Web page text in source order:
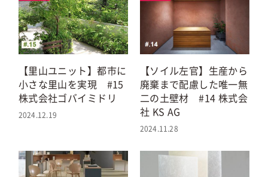
【里山ユニット】都市に
小さな里山を実現 #15
株式会社ゴバイミドリ
2024.12.19
【ソイル左官】生産から
廃棄まで配慮した唯一無
二の土壁材 #14 株式会
社 KS AG
2024.11.28